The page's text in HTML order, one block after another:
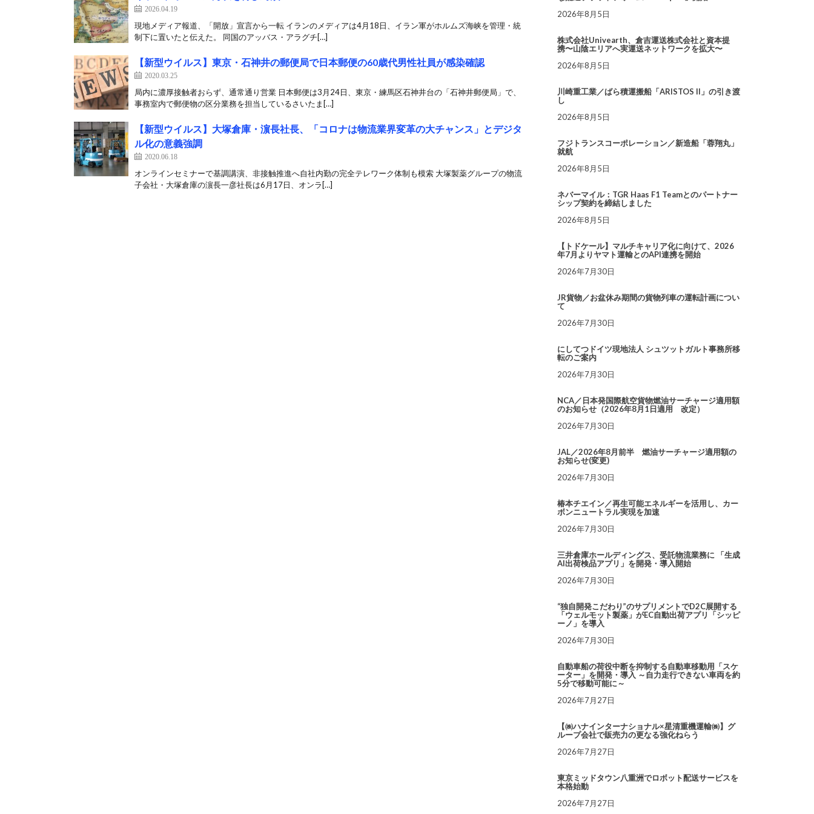
2026.04.19
現地メディア報道、「開放」宣言から一転 イランのメディアは4月18日、イラン軍がホルムズ海峡を管理・統
制下に置いたと伝えた。 同国のアッバス・アラグチ[…]
【新型ウイルス】東京・石神井の郵便局で日本郵便の60歳代男性社員が感染確認
2020.03.25
局内に濃厚接触者おらず、通常通り営業 日本郵便は3月24日、東京・練馬区石神井台の「石神井郵便局」で、
事務室内で郵便物の区分業務を担当しているさいたま[…]
【新型ウイルス】大塚倉庫・濵長社長、「コロナは物流業界変革の大チャンス」とデジタ
ル化の意義強調
2020.06.18
オンラインセミナーで基調講演、非接触推進へ自社内勤の完全テレワーク体制も模索 大塚製薬グループの物流
子会社・大塚倉庫の濵長一彦社長は6月17日、オンラ[…]
2026年8月5日
株式会社Univearth、倉吉運送株式会社と資本提
携〜山陰エリアへ実運送ネットワークを拡大〜
2026年8月5日
川崎重工業／ばら積運搬船「ARISTOS II」の引き渡
し
2026年8月5日
フジトランスコーポレーション／新造船「蓉翔丸」
就航
2026年8月5日
ネバーマイル：TGR Haas F1 Teamとのパートナー
シップ契約を締結しました
2026年8月5日
【トドケール】マルチキャリア化に向けて、2026
年7月よりヤマト運輸とのAPI連携を開始
2026年7月30日
JR貨物／お盆休み期間の貨物列車の運転計画につい
て
2026年7月30日
にしてつドイツ現地法人 シュツットガルト事務所移
転のご案内
2026年7月30日
NCA／日本発国際航空貨物燃油サーチャージ適用額
のお知らせ（2026年8月1日適用 改定）
2026年7月30日
JAL／2026年8月前半 燃油サーチャージ適用額の
お知らせ(変更)
2026年7月30日
椿本チエイン／再生可能エネルギーを活用し、カー
ボンニュートラル実現を加速
2026年7月30日
三井倉庫ホールディングス、受託物流業務に 「生成
AI出荷検品アプリ」を開発・導入開始
2026年7月30日
“独自開発こだわり”のサプリメントでD2C展開する
「ウェルモット製薬」がEC自動出荷アプリ「シッピ
ーノ」を導入
2026年7月30日
自動車船の荷役中断を抑制する自動車移動用「スケ
ーター」を開発・導入 ～自力走行できない車両を約
5分で移動可能に～
2026年7月27日
【㈱ハナインターナショナル×星清重機運輸㈱】グ
ループ会社で販売力の更なる強化ねらう
2026年7月27日
東京ミッドタウン八重洲でロボット配送サービスを
本格始動
2026年7月27日